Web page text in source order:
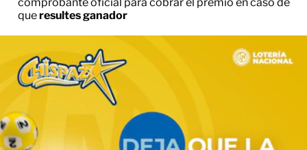
queresultes ganador